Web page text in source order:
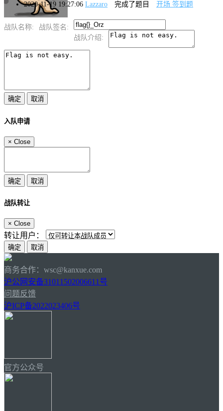
2020-11-19 19:27:06 Lazzaro 完成了题目 开场 签到题
战队名称:
战队签名:
战队介绍:
入队申请
× Close
战队转让
× Close
转让用户：
商务合作：wsc@kanxue.com
沪公网安备31011502006611号
问题反馈
沪ICP备2022023406号
官方公众号